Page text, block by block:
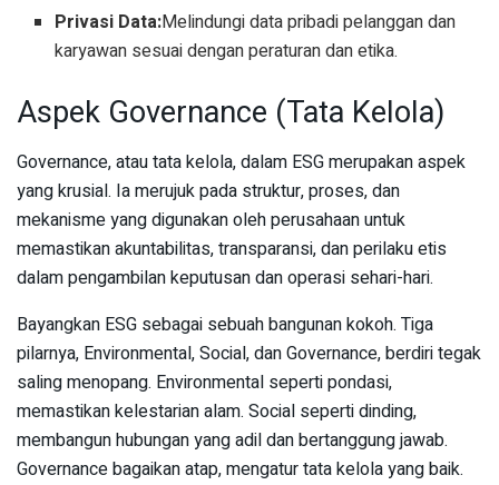
Privasi Data:Melindungi data pribadi pelanggan dan
karyawan sesuai dengan peraturan dan etika.
Aspek Governance (Tata Kelola)
Governance, atau tata kelola, dalam ESG merupakan aspek
yang krusial. Ia merujuk pada struktur, proses, dan
mekanisme yang digunakan oleh perusahaan untuk
memastikan akuntabilitas, transparansi, dan perilaku etis
dalam pengambilan keputusan dan operasi sehari-hari.
Bayangkan ESG sebagai sebuah bangunan kokoh. Tiga
pilarnya, Environmental, Social, dan Governance, berdiri tegak
saling menopang. Environmental seperti pondasi,
memastikan kelestarian alam. Social seperti dinding,
membangun hubungan yang adil dan bertanggung jawab.
Governance bagaikan atap, mengatur tata kelola yang baik.